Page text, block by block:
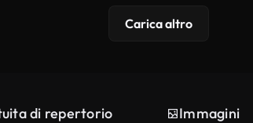
Carica altro
di repertorio Immagini